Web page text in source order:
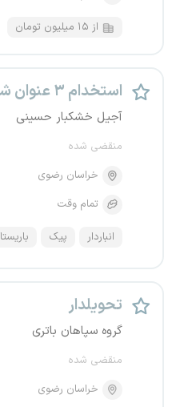
از ۱۵ میلیون تومان
استخدام ۳ عنوان شغلی
آجیل خشکبار حسینی
منقضی شده
خراسان رضوی
تمام وقت
انباردار پیک باریستا
تحویلدار
گروه سپاهان باتری
منقضی شده
خراسان رضوی